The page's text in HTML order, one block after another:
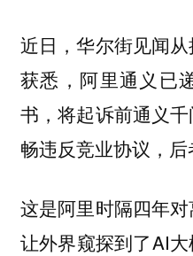
近日，华尔街见闻
获悉，阿里通义已
书，将起诉前通义
畅违反竞业协议，后
这是阿里时隔四年
让外界窥探到了AI